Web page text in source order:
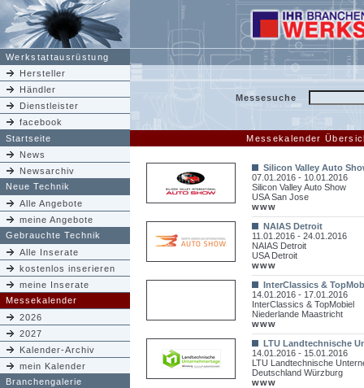
Werkstattausrüstung
Hersteller
Händler
Dienstleister
facebook
Messesuche
Startseite
Messekalender
News
Newsarchiv
Neue Technik
Alle Angebote
meine Angebote
Gebrauchte Technik
Alle Inserate
kostenlos inserieren
meine Inserate
Messekalender
2026
2027
Kalender-Archiv
mein Kalender
Branchengalerie
Silicon Valley Auto
07.01.2016 - 10.01.2016
Silicon Valley Auto Show
USA San Jose
www
NAIAS Detroit
11.01.2016 - 24.01.2016
NAIAS Detroit
USA Detroit
www
InterClassics &
14.01.2016 - 17.01.2016
InterClassics & TopMobiel
Niederlande Maastricht
www
LTU Landtechnische
14.01.2016 - 15.01.2016
LTU Landtechnische
Deutschland Würzburg
www